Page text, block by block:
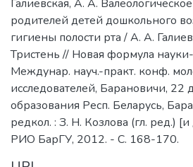
Галиевская, А. А.
родителей детей дошкольного
гигиены полости рта / А. А.
Тристень // Новая формула
Междунар. науч.-практ. конф.
исследователей, Барановичи, 22
образования Респ. Беларусь,
редкол. : З. Н. Козлова (гл. ред.)
РИО БарГУ, 2012. - С. 168-170.